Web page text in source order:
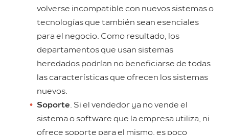
volverse incompatible con nuevos sistemas o
tecnologías que también sean esenciales
para el negocio. Como resultado, los
departamentos que usan sistemas
heredados podrían no beneficiarse de todas
las características que ofrecen los sistemas
nuevos.
Soporte. Si el vendedor ya no vende el
sistema o software que la empresa utiliza, ni
ofrece soporte para el mismo, es poco